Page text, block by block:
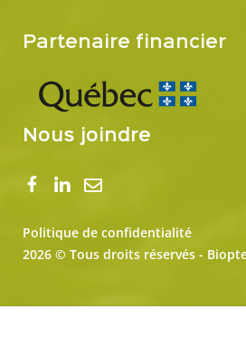
Partenaire financier
Nous joindre
Politique de confidentialité
2026 © Tous droits réservés -